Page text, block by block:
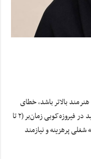
بالاتر باشد، خطای
تولید و پرت مواد اولیه کمتر می‌شود. روند تولید در فیروزه‌کوبی زمان‌بر (۲ تا
پرهزینه و نیازمند